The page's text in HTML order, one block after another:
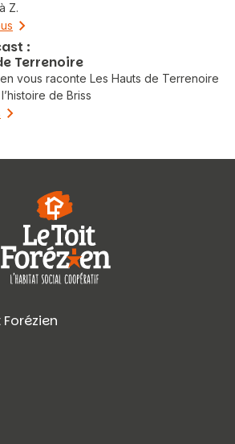
Z.
:
Terrenoire
vous raconte Les Hauts de Terrenoire
de Briss